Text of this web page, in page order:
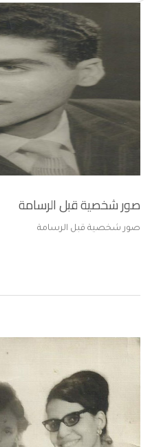
صور شخصية قبل الرسامة
صور شخصية قبل الرسامة